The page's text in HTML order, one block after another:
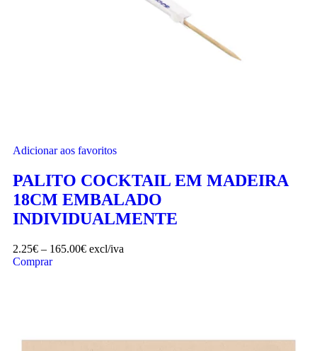
Adicionar aos favoritos
PALITO COCKTAIL EM MADEIRA
18CM EMBALADO
INDIVIDUALMENTE
2.25€ – 165.00€ excl/iva
Comprar